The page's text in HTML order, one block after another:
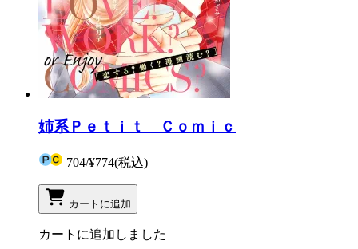
姉系Ｐｅｔｉｔ Ｃｏｍｉｃ
704/¥774(税込)
カートに追加
カートに追加しました